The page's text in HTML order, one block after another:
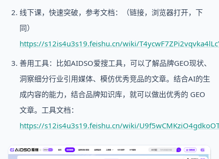
线下课，快速突破，参考文档：（链接，浏览器打开，下
同）
https://s12is4u3s19.feishu.cn/wiki/
善用工具：比如AIDSO爱搜工具，可以了解品牌GEO现状、
洞察细分行业引用媒体、模仿优秀竞品的文章。结合AI的生
成内容的能力，结合品牌知识库，就可以做出优秀的 GEO
文章。工具文档：
https://s12is4u3s19.feishu.cn/wiki/